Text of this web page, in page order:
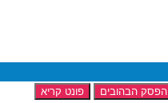
הפסק הבהובים
פונט קריא